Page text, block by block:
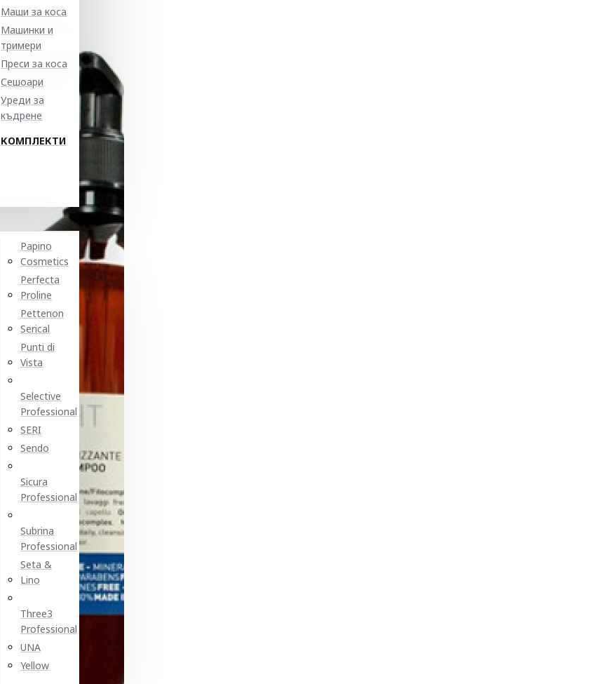
Маши за коса
Машинки и
тримери
Преси за коса
Сешоари
Уреди за
къдрене
КОМПЛЕКТИ
Papino
Cosmetics
Perfecta
Proline
Pettenon
Serical
Punti di
Vista
Selective
Professional
SERI
Sendo
Sicura
Professional
Subrina
Professional
Seta &
Lino
Three3
Professional
UNA
Yellow